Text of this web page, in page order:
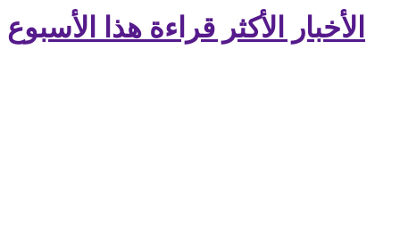
الأخبار الأكثر قراءة هذا الأسبوع